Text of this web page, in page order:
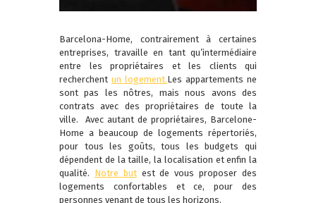
Barcelona-Home, contrairement à certaines
entreprises, travaille en tant qu’intermédiaire
entre les propriétaires et les clients qui
recherchent un logement.Les appartements ne
sont pas les nôtres, mais nous avons des
contrats avec des propriétaires de toute la
ville.
Avec autant de propriétaires, Barcelone-
Home a beaucoup de logements répertoriés,
pour tous les goûts, tous les budgets qui
dépendent de la taille, la localisation et enfin la
qualité. Notre butest de vous proposer des
logements confortables et ce, pour des
personnes venant de tous les horizons.